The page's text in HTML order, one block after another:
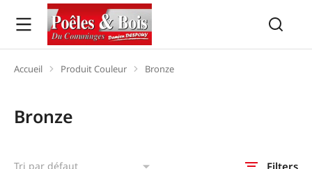
Vous êtes ici :
Accueil Produit Couleur Bronze
Bronze
Filters